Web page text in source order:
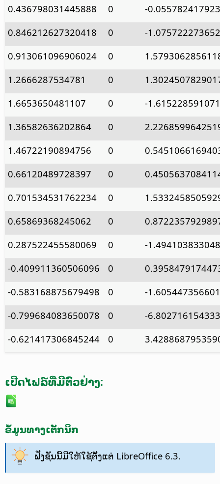
0.436798031445888
0
-
0.846212627320418
0
-
0.913061096906024
0
1.2666287534781
0
1.6653650481107
0
-
1.36582636202864
0
1.46722190894756
0
0.66120489728397
0
0.701534531762234
0
0.65869368245062
0
0.287522455580069
0
-
-0.409911360506096
0
-0.583168875679498
0
-
-0.799684083650078
0
-
-0.621417306845244
0
ເປີດໄຟລ໌ທີ່ມີຕົວຢ່າງ:
ຂໍ້ມູນທາງເຕັກນິກ
ຟັງຊັນນີ້ມີໃຫ້ໃຊ້ຕັ້ງແຕ່ LibreOffice 6.3.